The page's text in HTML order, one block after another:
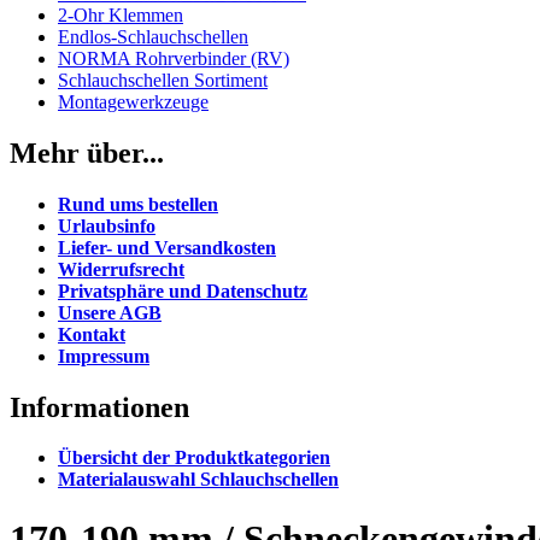
2-Ohr Klemmen
Endlos-Schlauchschellen
NORMA Rohrverbinder (RV)
Schlauchschellen Sortiment
Montagewerkzeuge
Mehr über...
Rund ums bestellen
Urlaubsinfo
Liefer- und Versandkosten
Widerrufsrecht
Privatsphäre und Datenschutz
Unsere AGB
Kontakt
Impressum
Informationen
Übersicht der Produktkategorien
Materialauswahl Schlauchschellen